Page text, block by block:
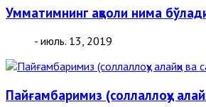
Умматимнинг аҳволи нима
- июль. 13, 2019
Пайғамбаримиз (соллаллоҳу